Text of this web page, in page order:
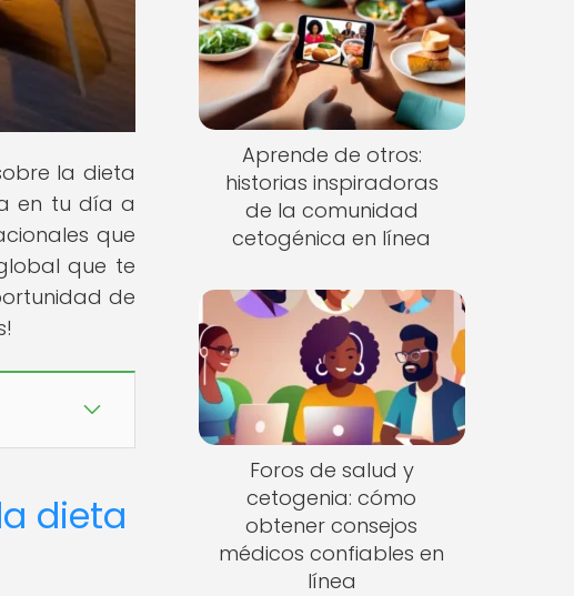
la dieta
en tu día a
que
que te
de
dieta
Aprende de otros:
historias inspiradoras
de la comunidad
cetogénica en línea
Foros de salud y
cetogenia: cómo
obtener consejos
médicos confiables en
línea